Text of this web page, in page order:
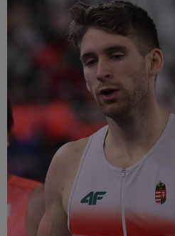
Jegyek
FM YouTube +
Labdarúgás
Szakosztályok